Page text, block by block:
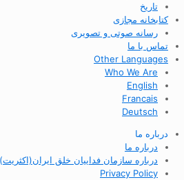
تاریخ
کتابخانه مجازی
رسانه صوتی و تصویری
تماس با ما
Other Languages
Who We Are
English
Francais
Deutsch
درباره ما
درباره ما
درباره سازمان فداییان خلق ایران(اکثریت)
Privacy Policy